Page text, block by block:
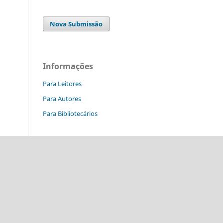
Nova Submissão
Informações
Para Leitores
Para Autores
Para Bibliotecários